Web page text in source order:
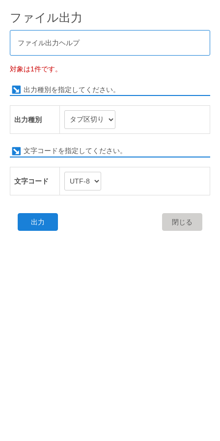
ファイル出力
ファイル出力ヘルプ
対象は1件です。
出力種別を指定してください。
出力種別
文字コードを指定してください。
文字コード